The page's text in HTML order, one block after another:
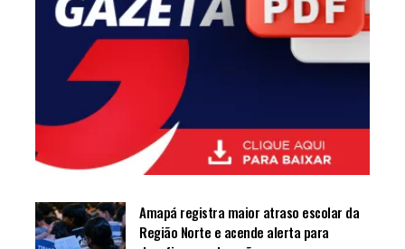
Amapá registra maior atraso escolar da
Região Norte e acende alerta para